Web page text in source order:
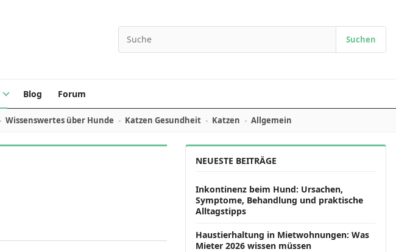
Search for: Suchen
Blog Forum
Wissenswertes über Hunde Katzen Gesundheit Katzen Allgemein
NEUESTE BEITRÄGE
Inkontinenz beim Hund: Ursachen,
Symptome, Behandlung und praktische
Alltagstipps
Haustierhaltung in Mietwohnungen: Was
Mieter 2026 wissen müssen